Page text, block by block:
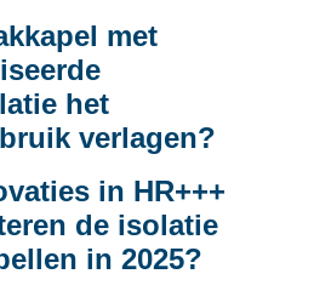
met
het
verlagen?
in HR+++
de isolatie
in 2025?